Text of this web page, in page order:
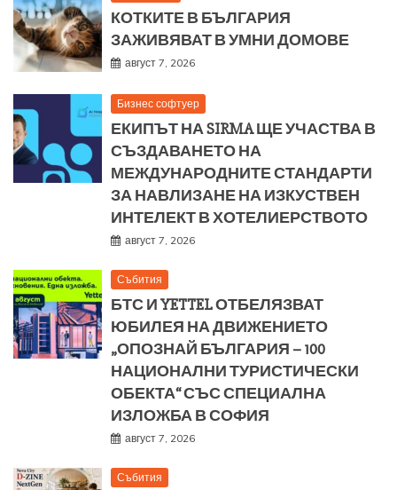
КОТКИТЕ В БЪЛГАРИЯ
ЗАЖИВЯВАТ В УМНИ ДОМОВЕ
август 7, 2026
Бизнес софтуер
ЕКИПЪТ НА SIRMA ЩЕ УЧАСТВА В
СЪЗДАВАНЕТО НА
МЕЖДУНАРОДНИТЕ СТАНДАРТИ
ЗА НАВЛИЗАНЕ НА ИЗКУСТВЕН
ИНТЕЛЕКТ В ХОТЕЛИЕРСТВОТО
август 7, 2026
Събития
БТС И YETTEL ОТБЕЛЯЗВАТ
ЮБИЛЕЯ НА ДВИЖЕНИЕТО
„ОПОЗНАЙ БЪЛГАРИЯ – 100
НАЦИОНАЛНИ ТУРИСТИЧЕСКИ
ОБЕКТА“ СЪС СПЕЦИАЛНА
ИЗЛОЖБА В СОФИЯ
август 7, 2026
Събития